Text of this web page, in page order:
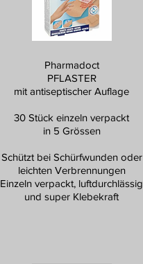
Pharmadoct
PFLASTER
mit antiseptischer Auflage
30 Stück einzeln verpackt
in 5 Grössen
Schützt bei Schürfwunden oder
leichten Verbrennungen
Einzeln verpackt, luftdurchlässig
und super Klebekraft